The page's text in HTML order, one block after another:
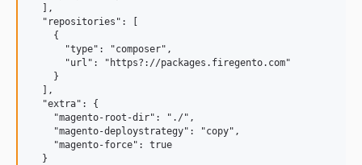
  ],
  "repositories": [
    {
      "type": "composer",
      "url": "https?://packages.firegento.com"
    }
  ],
  "extra": {
    "magento-root-dir": "./",
    "magento-deploystrategy": "copy",
    "magento-force": true
  }